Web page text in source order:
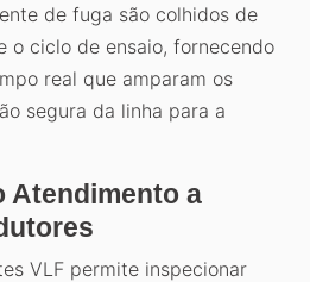
de fuga são colhidos de
o ciclo de ensaio, fornecendo
real que amparam os
segura da linha para a
Atendimento a
VLF permite inspecionar